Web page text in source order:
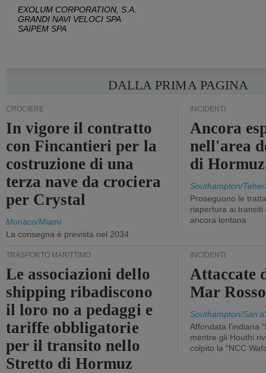
EXOLUM CORPORATION, S.A.
GRANDI NAVI VELOCI SPA
SAIPEM SPA
DALLA PRIMA PAGINA
CROCIERE
In vigore il contratto
con Fincantieri per la
costruzione di una
terza nave da crociera
per Crystal
Monaco/Miami
La consegna è prevista nel 2034
INCIDENTI
Ancora
nell'area
di Hormuz
Southampton/
Proseguono le
riapertura ai
ancora lontana
TRASPORTO MARITTIMO
Le associazioni dello
shipping ribadiscono
il loro no a pedaggi e
tariffe obbligatorie
per il transito nello
Stretto di Hormuz
INCIDENTI
Attaccate
Mar Rosso
Southampton/
Affondata l'indiana
mentre gli Houthi
colpito la “NCC